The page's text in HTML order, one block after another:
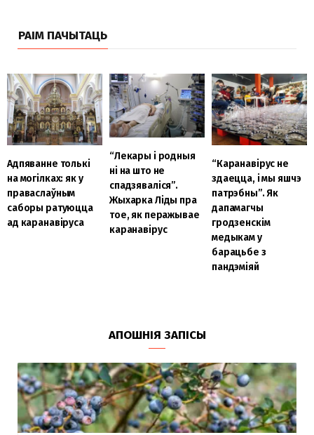
РАІМ ПАЧЫТАЦЬ
Адпяванне толькі
на могілках: як у
праваслаўным
саборы ратуюцца
ад каранавіруса
“Лекары і родныя
ні на што не
спадзяваліся”.
Жыхарка Ліды пра
тое, як перажывае
каранавірус
“Каранавірус не
здаецца, і мы яшчэ
патрэбны”. Як
дапамагчы
гродзенскім
медыкам у
барацьбе з
пандэміяй
АПОШНІЯ ЗАПІСЫ